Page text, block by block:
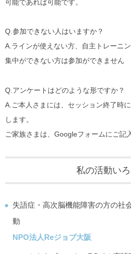
可能であれば可能です。
Q.参加できない人はいますか？
A.ラインが使えない方、自主トレーニ
集中ができない方は参加ができません
Q.アンケートはどのような形ですか？
A.ご本人さまには、セッション終了時
します。
ご家族さまは、Googleフォームにご記
私の活動い
失語症・高次脳機能障害の方の社
動
NPO法人Reジョブ大阪